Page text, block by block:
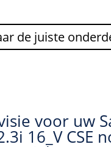
de juiste
voor uw
16_V CSE